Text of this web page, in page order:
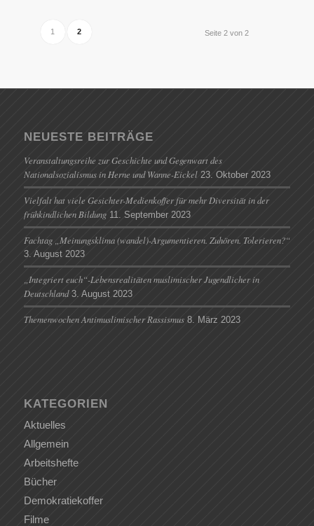
Seite 2 von 2
1 2
NEUESTE BEITRÄGE
Veranstaltungsreihe zur Geschichte und Gegenwart des
Nationalsozialismus in Herne und Wanne-Eickel 23. Oktober 2023
Vielfalt hat viele Gesichter-Medienkoffer für mehr Diversität in der
frühkindlichen Bildung 11. September 2023
Fachtag „Meinungsklima (wandel)-Argumentieren. Zuhören. Tolerieren?“
3. August 2023
„Integriert euch“-Lebensrealitäten muslimischer Jugendlicher in
Deutschland 3. August 2023
Themenwochen Antimuslimischer Rassismus 8. März 2023
KATEGORIEN
Aktuelles
Allgemein
Arbeitshefte
Bücher
Demokratiekoffer
Filme